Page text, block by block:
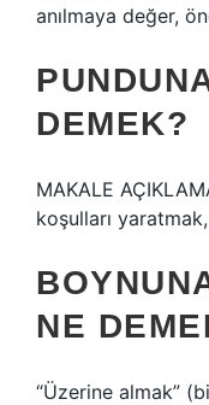
anılmaya değer,
DEMEK?
MAKALE
koşulları
NE
“Üzerine almak”